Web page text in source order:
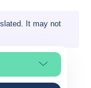
It may not